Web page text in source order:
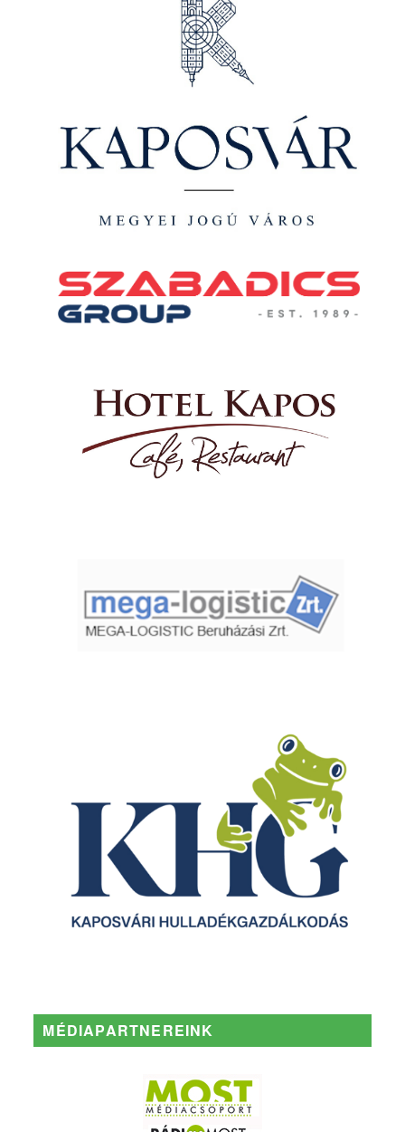
MÉDIAPARTNEREINK